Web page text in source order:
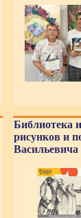
Библиотека
рисунков и
Васильевича